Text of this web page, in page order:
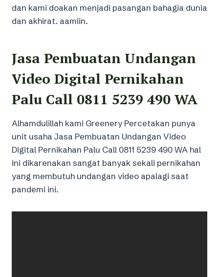
dan kami doakan menjadi pasangan bahagia dunia
dan akhirat. aamiin.
Jasa Pembuatan Undangan
Video Digital Pernikahan
Palu Call 0811 5239 490 WA
Alhamdulillah kami Greenery Percetakan punya
unit usaha Jasa Pembuatan Undangan Video
Digital Pernikahan Palu Call 0811 5239 490 WA hal
ini dikarenakan sangat banyak sekali pernikahan
yang membutuh undangan video apalagi saat
pandemi ini.